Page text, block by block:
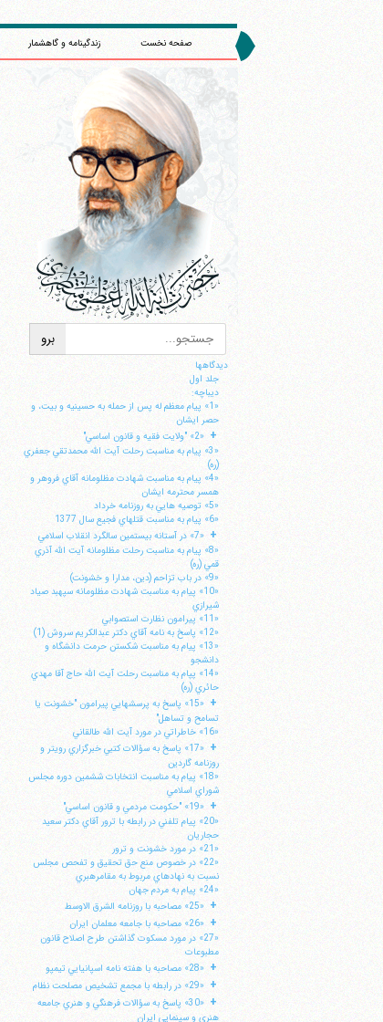
صفحه نخست زندگینامه و گاهشمار
دیدگاهها
جلد اول
ديباچه:
«1» پيام معظم له پس از حمله به حسينيه و بيت، و
حصر ايشان
+ «2» "ولايت فقيه و قانون اساسي"
«3» پيام به مناسبت رحلت آيت الله محمدتقي جعفري
(ره)
«4» پيام به مناسبت شهادت مظلومانه آقاي فروهر و
همسر محترمه ايشان
«5» توصيه هايي به روزنامه خرداد
«6» پيام به مناسبت قتلهاي فجيع سال 1377
+ «7» در آستانه بيستمين سالگرد انقلاب اسلامي
«8» پيام به مناسبت رحلت مظلومانه آيت الله آذري
قمي (ره)
«9» در باب تزاحم (دين، مدارا و خشونت)
«10» پيام به مناسبت شهادت مظلومانه سپهبد صياد
شيرازي
«11» پيرامون نظارت استصوابي
«12» پاسخ به نامه آقاي دكتر عبدالكريم سروش (1)
«13» پيام به مناسبت شكستن حرمت دانشگاه و
دانشجو
«14» پپام به مناسبت رحلت آيت الله حاج آقا مهدي
حائري (ره)
+
«15» پاسخ به پرسشهايي پيرامون "خشونت يا
تسامح و تساهل"
«16» خاطراتي در مورد آيت الله طالقاني
+
«17» پاسخ به سؤالات كتبي خبرگزاري رويتر و
روزنامه گاردين
«18» پيام به مناسبت انتخابات ششمين دوره مجلس
شوراي اسلامي
+ «19» "حكومت مردمي و قانون اساسي"
«20» پيام تلفني در رابطه با ترور آقاي دكتر سعيد
حجاريان
«21» در مورد خشونت و ترور
«22» در خصوص منع حق تحقيق و تفحص مجلس
نسبت به نهادهاي مربوط به مقامرهبري
«24» پيام به مردم جهان
+ «25» مصاحبه با روزنامه الشرق الاوسط
+ «26» مصاحبه با جامعه معلمان ايران
«27» در مورد مسكوت گذاشتن طرح اصلاح قانون
مطبوعات
+ «28» مصاحبه با هفته نامه اسپانيايي تيمپو
+ «29» در رابطه با مجمع تشخيص مصلحت نظام
+
«30» پاسخ به سؤالات فرهنگي و هنري جامعه
هنري و سينمايي ايران